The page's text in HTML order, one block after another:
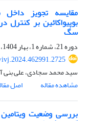
مقایسه تجویز
بوپیواکائین بر کنترل
سگ
دوره 21، شماره 1، بهار 1404، صفحه
سید محمد سجادی، علی بنی
مشاهده مقاله
اصل